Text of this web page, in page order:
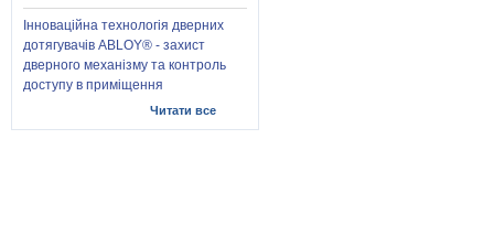
Інноваційна технологія дверних
дотягувачів ABLOY® - захист
дверного механізму та контроль
доступу в приміщення
Читати все